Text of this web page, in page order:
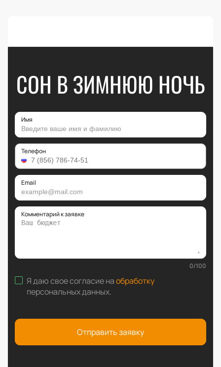
СОН В ЗИМНЮЮ НОЧЬ
Имя
Телефон
Email
Комментарий к заявке
0/100
Я даю свое согласие наобработку
персональных данных.
Отправить заявку